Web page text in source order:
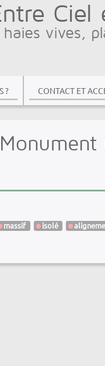
Ciel
vives,
? CONTACT ET
massif isolé